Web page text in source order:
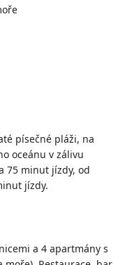
písečné pláži, na
oceánu v zálivu
75 minut jízdy, od
jízdy.
a 4 apartmány s